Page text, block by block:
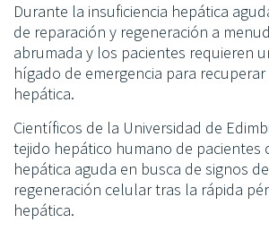
Durante la insuficiencia hepática
de reparación y regeneración a
abrumada y los pacientes requieren
hígado de emergencia para
hepática.
Científicos de la Universidad de
tejido hepático humano de pacientes
hepática aguda en busca de signos
regeneración celular tras la rápida
hepática.